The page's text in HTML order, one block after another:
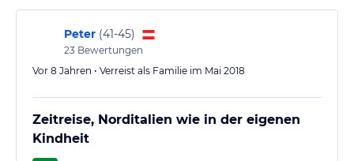
Peter (41-45)
23 Bewertungen
Vor 8 Jahren • Verreist als Familie im Mai 2018
Zeitreise, Norditalien wie in der eigenen
Kindheit